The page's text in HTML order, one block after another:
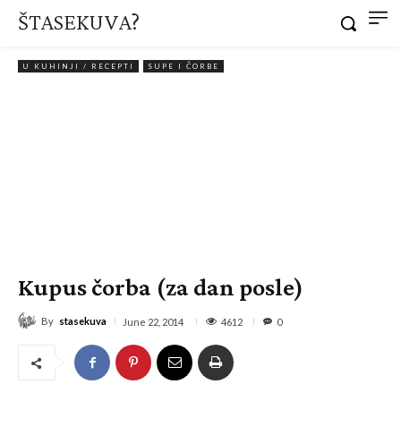
ŠTASEKUVA?
U KUHINJI / RECEPTI SUPE I ČORBE
Kupus čorba (za dan posle)
By stasekuva June 22, 2014 4612 0